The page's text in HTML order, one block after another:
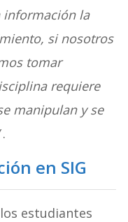
información la
si nosotros
tomar
requiere
manipulan y se
.
en SIG
estudiantes